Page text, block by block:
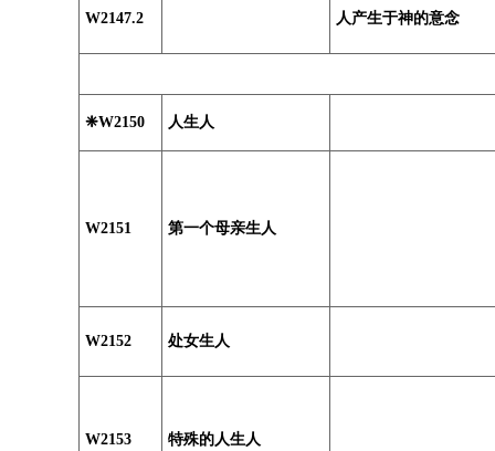
W2147.2 人产生于神的意念
❈W2150 人生人
W2151 第一个母亲生人
W2152 处女生人
W2153 特殊的人生人